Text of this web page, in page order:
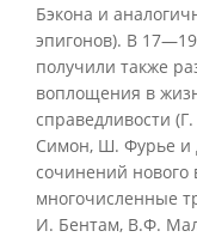
Бэкона и
эпигонов). В
получили также
воплощения в
справедливости
Симон, Ш. Фурье и
сочинений
многочисленные
И. Бентам, В.Ф.